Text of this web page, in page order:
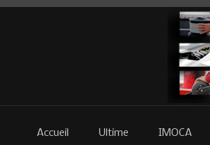
Accueil Ultime IMOCA